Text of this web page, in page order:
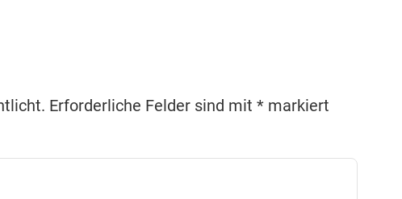
Erforderliche Felder sind mit* markiert